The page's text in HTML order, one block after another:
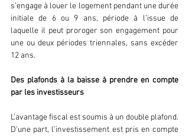
s’engage à louer le logement pendant une durée
initiale de 6 ou 9 ans, période à l’issue de
laquelle il peut proroger son engagement pour
une ou deux périodes triennales, sans excéder
12 ans.
Des plafonds à la baisse à prendre en compte
par les investisseurs
L’avantage fiscal est soumis à un double plafond.
D’une part, l’investissement est pris en compte